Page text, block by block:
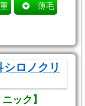
薄毛
シロノクリ
ック】